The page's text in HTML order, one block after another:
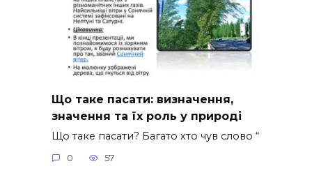
Що таке пасати: визначення,
значення та їх роль у природі
Що таке пасати? Багато хто чув слово “
0 57